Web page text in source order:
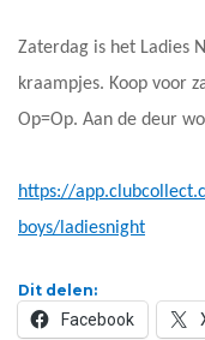
Zaterdag is het Ladies
kraampjes. Koop voor
Op=Op. Aan de deur
https://
boys/ladiesnight
Dit delen:
Facebook